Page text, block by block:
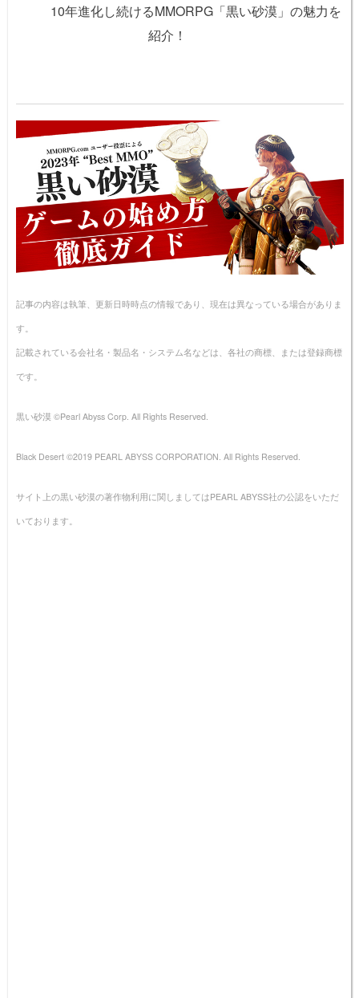
10年進化し続けるMMORPG「黒い砂漠」の魅力を
紹介！
記事の内容は執筆、更新日時時点の情報であり、現在は異なっている場合がありま
す。
記載されている会社名・製品名・システム名などは、各社の商標、または登録商標
です。
黒い砂漠 ©Pearl Abyss Corp. All Rights Reserved.
Black Desert ©2019 PEARL ABYSS CORPORATION. All Rights Reserved.
サイト上の黒い砂漠の著作物利用に関しましてはPEARL ABYSS社の公認をいただ
いております。